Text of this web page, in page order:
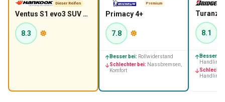
Dieser Reifen
Ventus S1 evo3 SUV K127A
8.3
Premium
Primacy 4+
7.8
Besser bei: Rollwiderstand
Schlechter bei: Nassbremsen,
Komfort
Turanza
8.1
Besser
Handling -
Handling